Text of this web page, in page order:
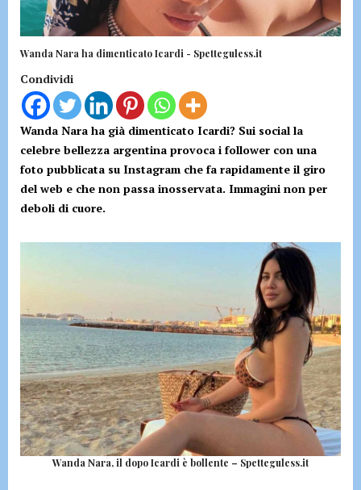
Wanda Nara ha dimenticato Icardi - Spetteguless.it
Condividi
Wanda Nara ha già dimenticato Icardi? Sui social la
celebre bellezza argentina provoca i follower con una
foto pubblicata su Instagram che fa rapidamente il giro
del web e che non passa inosservata. Immagini non per
deboli di cuore.
Wanda Nara, il dopo Icardi è bollente – Spetteguless.it